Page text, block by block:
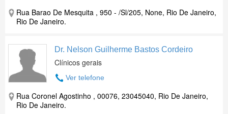
Rua Barao De Mesquita , 950 - /Sl/205, None, Rio De Janeiro,
Rio De Janeiro.
Dr. Nelson Guilherme Bastos Cordeiro
Clínicos gerais
Ver telefone
Rua Coronel Agostinho , 00076, 23045040, Rio De Janeiro,
Rio De Janeiro.